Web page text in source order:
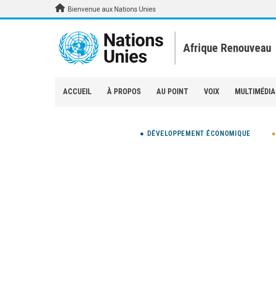
Aller au contenu principalBienvenue aux Nations Unies
Afrique Renouveau
ACCUEIL À PROPOS AU POINT VOIX MULTIMÉDIA
DÉVELOPPEMENT ÉCONOMIQUE